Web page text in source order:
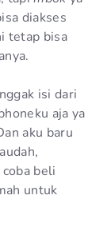
diakses
tetap bisa
isi dari
aja ya
aku baru
beli
untuk